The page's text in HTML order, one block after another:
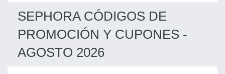
SEPHORA CÓDIGOS DE
PROMOCIÓN Y CUPONES -
AGOSTO 2026